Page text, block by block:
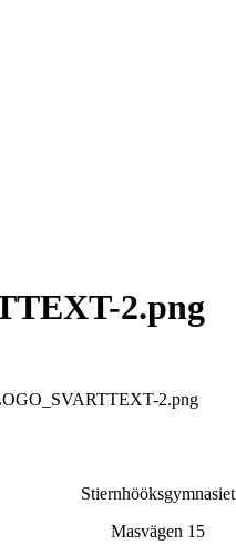
2.png
2.png
Stiernhööksgymnasiet
Masvägen 15